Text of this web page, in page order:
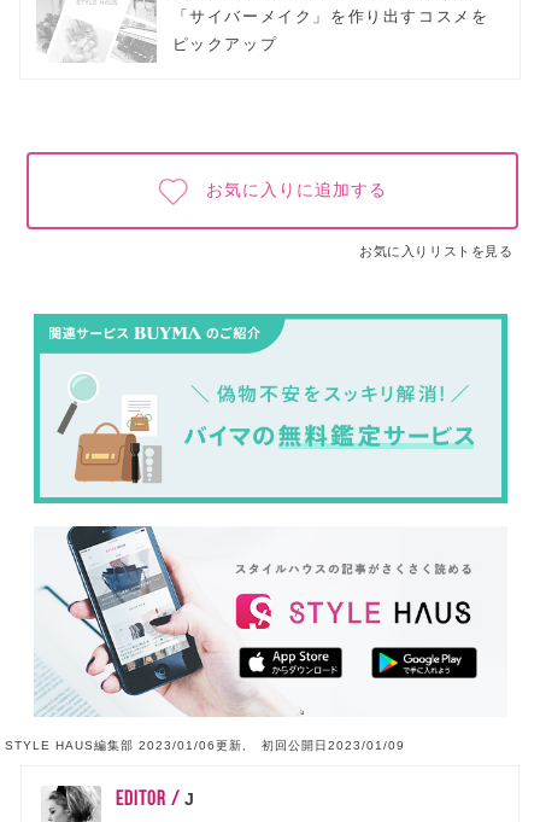
「サイバーメイク」を作り出すコスメを
ピックアップ
お気に入りに追加する
お気に入りリストを見る
STYLE HAUS編集部 2023/01/06更新, 初回公開日2023/01/09
EDITOR /J